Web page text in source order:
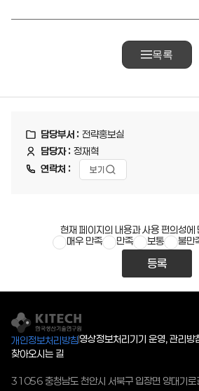
목록
담당부서 : 전략홍보실
담당자 : 정재혁
연락처 :
보기
현재 페이지의 내용과 사용 편의성에
매우 만족
만족 보통 불만
등록
개인정보처리방침영상정보처리기기 운영, 관리방
찾아오시는 길
31056 충청남도 천안시 서북구 입장면 양대기